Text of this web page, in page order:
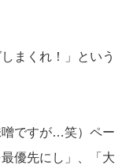
まくれ！」という
噌ですが…笑）ペー
優先にし」、「大